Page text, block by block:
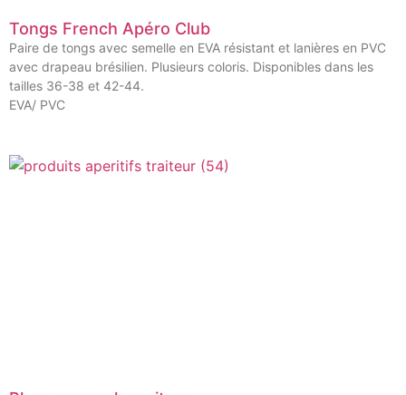
Tongs French Apéro Club
Paire de tongs avec semelle en EVA résistant et lanières en PVC
avec drapeau brésilien. Plusieurs coloris. Disponibles dans les
tailles 36-38 et 42-44.
EVA/ PVC